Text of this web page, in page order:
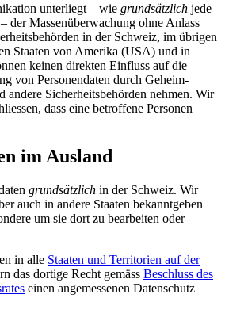
unterliegt – wie grundsätzlich jede
der Massen­überwachung ohne Anlass
in der Schweiz, im übrigen
Staaten von Amerika (USA) und in
keinen direkten Einfluss auf die
von Personen­daten durch Geheim­
andere Sicherheits­behörden nehmen. Wir
dass eine betroffene Personen
im Ausland
grundsätzlich in der Schweiz. Wir
auch in andere Staaten bekanntgeben
um sie dort zu bearbeiten oder
in alle Staaten und Territorien auf der
das dortige Recht gemäss Beschluss des
einen angemessenen Datenschutz